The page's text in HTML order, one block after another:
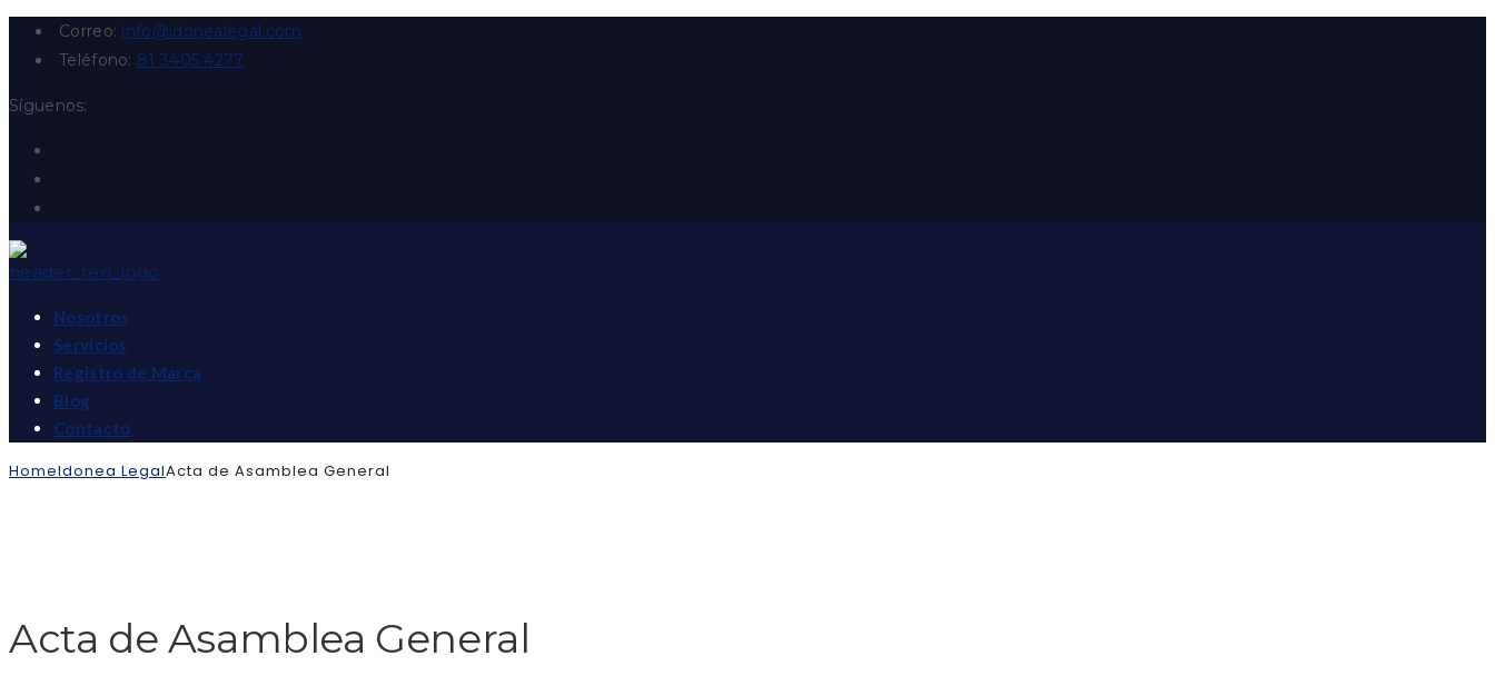
Correo: info@idonealegal.com
Teléfono: 81 3405 4277
Síguenos:
Nosotros
Servicios
Registro de Marca
Blog
Contacto
HomeIdonea LegalActa de Asamblea General
Acta de Asamblea General